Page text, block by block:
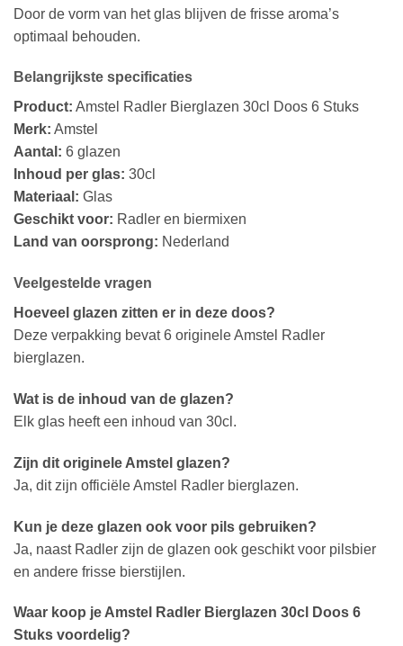
Door de vorm van het glas blijven de frisse aroma’s
optimaal behouden.
Belangrijkste specificaties
Product: Amstel Radler Bierglazen 30cl Doos 6 Stuks
Merk: Amstel
Aantal: 6 glazen
Inhoud per glas: 30cl
Materiaal: Glas
Geschikt voor: Radler en biermixen
Land van oorsprong: Nederland
Veelgestelde vragen
Hoeveel glazen zitten er in deze doos?
Deze verpakking bevat 6 originele Amstel Radler
bierglazen.
Wat is de inhoud van de glazen?
Elk glas heeft een inhoud van 30cl.
Zijn dit originele Amstel glazen?
Ja, dit zijn officiële Amstel Radler bierglazen.
Kun je deze glazen ook voor pils gebruiken?
Ja, naast Radler zijn de glazen ook geschikt voor pilsbier
en andere frisse bierstijlen.
Waar koop je Amstel Radler Bierglazen 30cl Doos 6
Stuks voordelig?